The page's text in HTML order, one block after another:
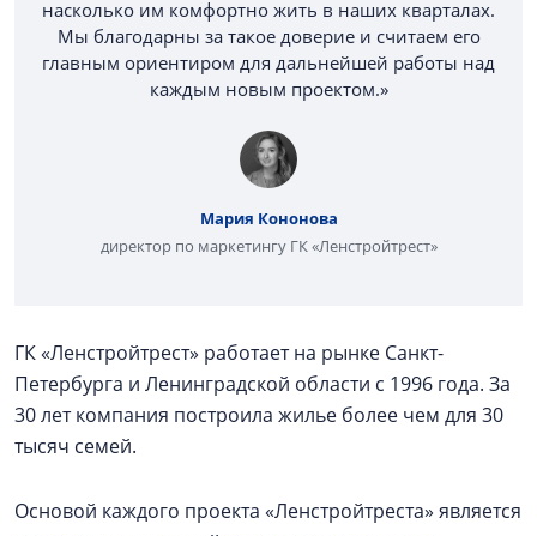
насколько им комфортно жить в наших кварталах.
Мы благодарны за такое доверие и считаем его
главным ориентиром для дальнейшей работы над
каждым новым проектом.»
Мария Кононова
директор по маркетингу ГК «Ленстройтрест»
ГК «Ленстройтрест» работает на рынке Санкт-
Петербурга и Ленинградской области с 1996 года. За
30 лет компания построила жилье более чем для 30
тысяч семей.
Основой каждого проекта «Ленстройтреста» является